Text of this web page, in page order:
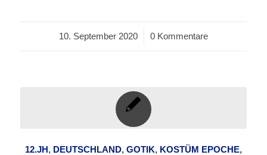
10. September 2020
/ 0 Kommentare
12.JH, DEUTSCHLAND, GOTIK, KOSTÜM EPOCHE,